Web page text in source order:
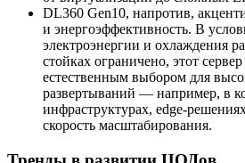
DL360 Gen10, напротив,
и энергоэффективность. В
электроэнергии и охлаждения
стойках ограничено, этот
естественным выбором для
развертываний — например, в
инфраструктурах, edge-
скорость масштабирования.